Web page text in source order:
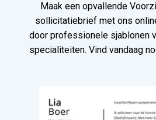
Maak een opvallende
sollicitatiebrief met ons
door professionele sjablonen
specialiteiten. Vind vandaag